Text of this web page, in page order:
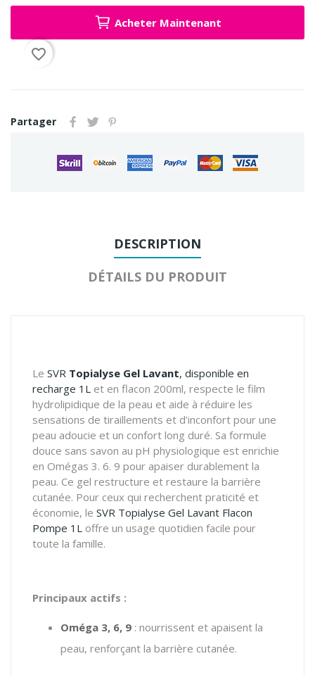
Acheter Maintenant
favorite_border
Partager
DESCRIPTION
DÉTAILS DU PRODUIT
Le SVR Topialyse Gel Lavant, disponible en
recharge 1L et en flacon 200ml, respecte le film
hydrolipidique de la peau et aide à réduire les
sensations de tiraillements et d’inconfort pour une
peau adoucie et un confort long duré. Sa formule
douce sans savon au pH physiologique est enrichie
en Omégas 3. 6. 9 pour apaiser durablement la
peau. Ce gel restructure et restaure la barrière
cutanée. Pour ceux qui recherchent praticité et
économie, le SVR Topialyse Gel Lavant Flacon
Pompe 1L offre un usage quotidien facile pour
toute la famille.
Principaux actifs :
Oméga 3, 6, 9 : nourrissent et apaisent la
peau, renforçant la barrière cutanée.